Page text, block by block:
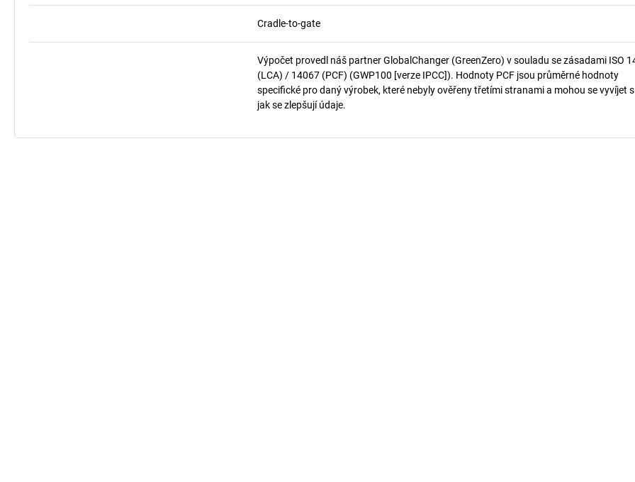
Cradle-to-gate
Výpočet provedl náš partner GlobalChanger (GreenZero) v souladu se zásadami ISO
(LCA) / 14067 (PCF) (GWP100 [verze IPCC]). Hodnoty PCF jsou průměrné hodnoty
specifické pro daný výrobek, které nebyly ověřeny třetími stranami a mohou se vyvíjet
jak se zlepšují údaje.